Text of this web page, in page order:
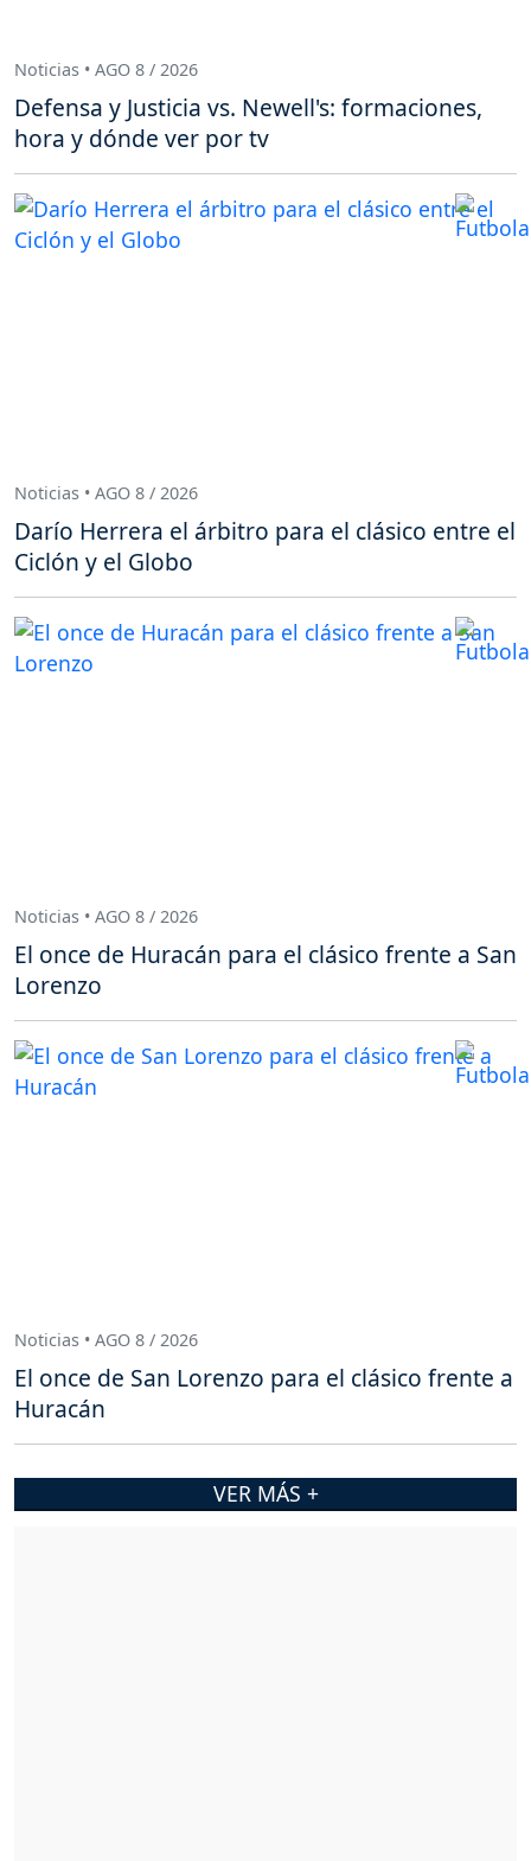
Noticias • AGO 8 / 2026
Defensa y Justicia vs. Newell's: formaciones,
hora y dónde ver por tv
Noticias • AGO 8 / 2026
Darío Herrera el árbitro para el clásico entre el
Ciclón y el Globo
Noticias • AGO 8 / 2026
El once de Huracán para el clásico frente a San
Lorenzo
Noticias • AGO 8 / 2026
El once de San Lorenzo para el clásico frente a
Huracán
VER MÁS +